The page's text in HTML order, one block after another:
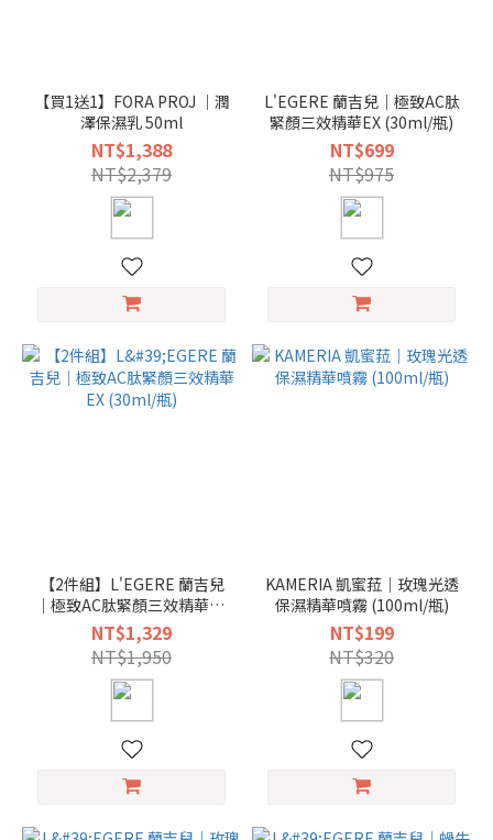
【買1送1】FORA PROJ ｜潤
澤保濕乳 50ml
NT$1,388
NT$2,379
L'EGERE 蘭吉兒｜極致AC肽
緊顏三效精華EX (30ml/瓶)
NT$699
NT$975
【2件組】L'EGERE 蘭吉兒
｜極致AC肽緊顏三效精華EX
(30ml/瓶)
NT$1,329
NT$1,950
KAMERIA 凱蜜菈｜玫瑰光透
保濕精華噴霧 (100ml/瓶)
NT$199
NT$320